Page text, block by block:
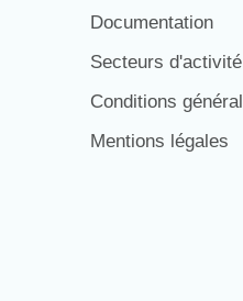
Documentation
Secteurs d'activité
Conditions
Mentions légales